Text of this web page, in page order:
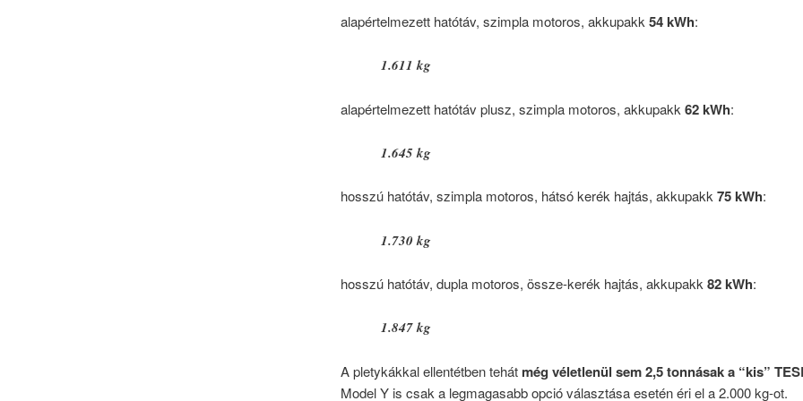
alapértelmezett hatótáv, szimpla motoros, akkupakk 54 kWh:
1.611 kg
alapértelmezett hatótáv plusz, szimpla motoros, akkupakk 62 kWh:
1.645 kg
hosszú hatótáv, szimpla motoros, hátsó kerék hajtás, akkupakk75 kWh:
1.730 kg
hosszú hatótáv, dupla motoros, össze-kerék hajtás, akkupakk 82 kWh:
1.847 kg
A pletykákkal ellentétben tehát még véletlenül sem 2,5 tonnásak a “kis”
Model Y is csak a legmagasabb opció választása esetén éri el a 2.000 kg-ot.